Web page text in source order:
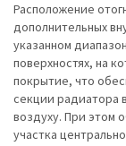
Расположение
дополнительных
указанном
поверхностях, на
покрытие, что
секции радиатора
воздуху. При этом
участка